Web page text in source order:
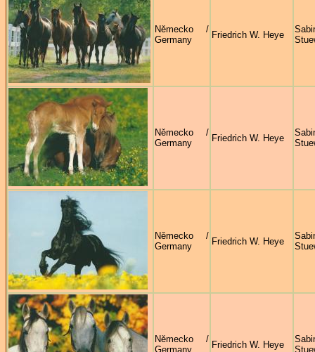
Německo /
Germany
Friedrich W. Heye
Německo /
Germany
Friedrich W. Heye
Německo /
Germany
Friedrich W. Heye
Německo /
Germany
Friedrich W. Heye